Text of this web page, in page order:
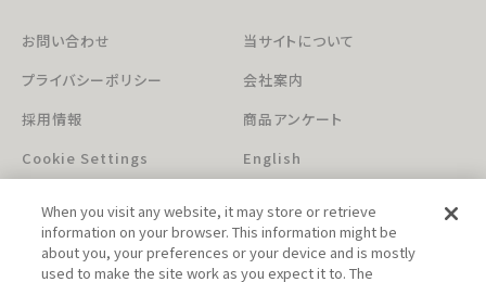
お問い合わせ
当サイトについて
プライバシーポリシー
会社案内
採用情報
商品アンケート
Cookie Settings
English
When you visit any website, it may store or retrieve
information on your browser. This information might be
about you, your preferences or your device and is mostly
used to make the site work as you expect it to. The